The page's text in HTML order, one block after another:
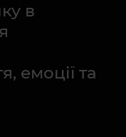
в
емоції та